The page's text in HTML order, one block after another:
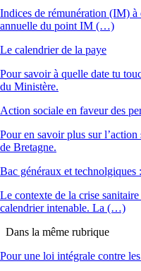
Indices de rémunération (IM)
annuelle du point IM (…)
Le calendrier de la paye
Pour savoir à quelle date tu
du Ministère.
Action sociale en faveur des
Pour en savoir plus sur
de Bretagne.
Bac généraux et technolgiques
Le contexte de la crise
calendrier intenable. La (…)
Dans la même rubrique
Pour une loi intégrale contre